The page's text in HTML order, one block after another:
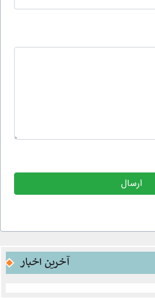
آخرین اخبار